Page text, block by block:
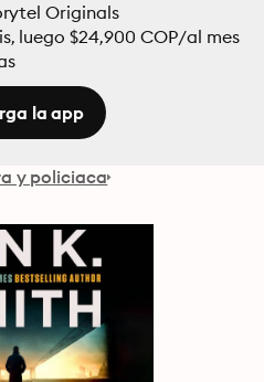
Originals
luego $24,900 COP/al mes
la app
y policiaca